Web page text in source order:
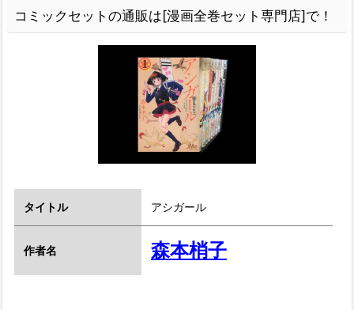
コミックセットの通販は[漫画全巻セット専門店]で！
タイトル アシガール
作者名 森本梢子